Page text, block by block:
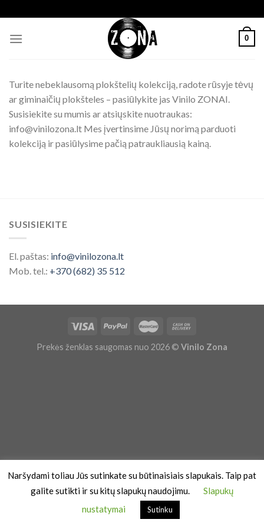
to
content
0
Turite nebeklausomą plokštelių kolekciją, radote rūsyje tėvų
ar giminaičių plokšteles – pasiūlykite jas Vinilo ZONAI.
Susisiekite su mumis ar atsiųskite nuotraukas:
info@vinilozona.lt Mes įvertinsime Jūsų norimą parduoti
kolekciją ir pasiūlysime pačią patraukliausią kainą.
SUSISIEKITE
El. paštas: info@vinilozona.lt
Mob. tel.: +370 (682) 35 512
Prekės ženklas saugomas nuo 2026 © Vinilo Zona
Naršydami toliau Jūs sutinkate su būtinaisiais slapukais. Taip pat
galite sutikti ir su kitų slapukų naudojimu.
Slapukų
nustatymai
Sutinku